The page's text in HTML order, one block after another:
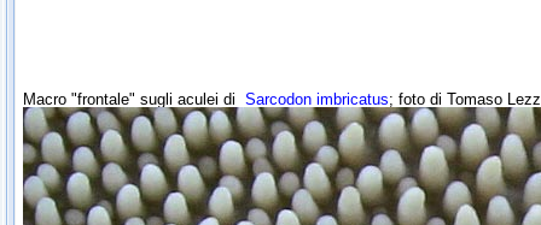
Macro "frontale" sugli aculei di Sarcodon imbricatus; foto di Tomaso